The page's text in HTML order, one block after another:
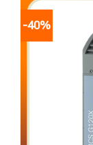
-40%